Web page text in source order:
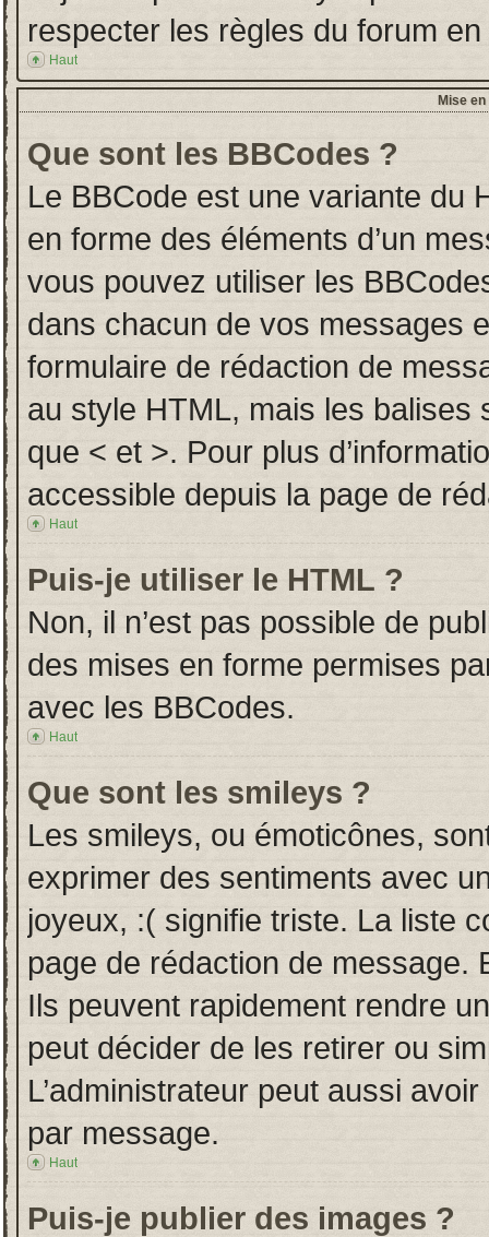
respecter les règles du forum
Haut
Mise
Que sont les BBCodes ?
Le BBCode est une variante du
en forme des éléments d’un
vous pouvez utiliser les
dans chacun de vos messages
formulaire de rédaction de
au style HTML, mais les
que < et >. Pour plus
accessible depuis la page de
Haut
Puis-je utiliser le HTML ?
Non, il n’est pas possible de
des mises en forme permises
avec les BBCodes.
Haut
Que sont les smileys ?
Les smileys, ou émoticônes,
exprimer des sentiments avec
joyeux, :( signifie triste. La liste
page de rédaction de message.
Ils peuvent rapidement rendre
peut décider de les retirer ou
L’administrateur peut aussi
par message.
Haut
Puis-je publier des images ?